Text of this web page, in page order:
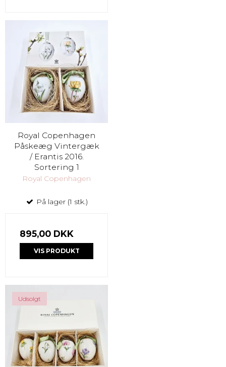
Royal Copenhagen
Påskeæg Vintergæk
/ Erantis 2016.
Sortering 1
Royal Copenhagen
På lager (1 stk.)
895,00 DKK
VIS PRODUKT
Udsolgt